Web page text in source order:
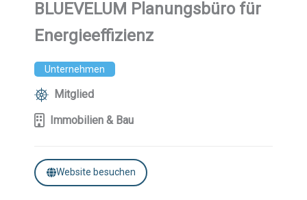
BLUEVELUM Planungsbüro für
Energieeffizienz
Unternehmen
Mitglied
Immobilien & Bau
Website besuchen